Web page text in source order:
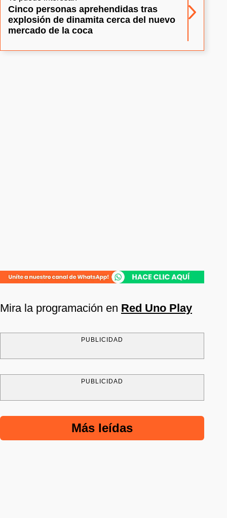
Cinco personas aprehendidas tras
explosión de dinamita cerca del nuevo
mercado de la coca
Mira la programación en Red Uno Play
PUBLICIDAD
PUBLICIDAD
Más leídas